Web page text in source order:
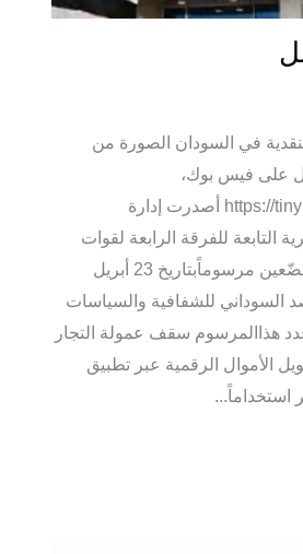
في السودان الصورة من
على فيس بوك،
https://tinyurl.com/5ddsd8sk أصدرت إدارة
التابعة للفرقة الرابعة لقوات
الدعم السريع في الضّعين مرسوماًبتاريخ 23 أبريل
السوداني للشفافية والسياسات
هذاالمرسوم سقف عمولة التجار
تحويل الأموال الرقمية عبر تطبيق
استخداماً...